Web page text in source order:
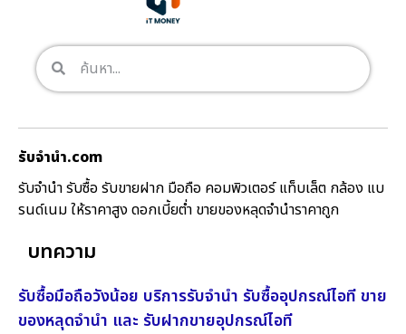
รับจํานํา.com
รับจำนำ รับซื้อ รับขายฝาก มือถือ คอมพิวเตอร์ แท็บเล็ต กล้อง แบ
รนด์เนม ให้ราคาสูง ดอกเบี้ยต่ำ ขายของหลุดจำนำราคาถูก
บทความ
รับซื้อมือถือวังน้อย บริการรับจำนำ รับซื้ออุปกรณ์ไอที ขาย
ของหลุดจำนำ และ รับฝากขายอุปกรณ์ไอที